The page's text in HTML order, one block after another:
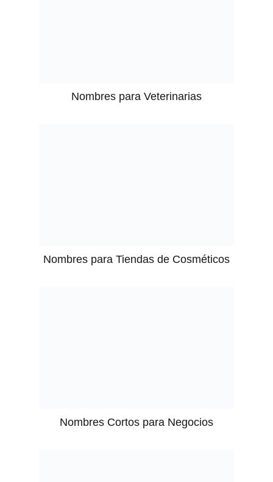
Nombres para Veterinarias
Nombres para Tiendas de Cosméticos
Nombres Cortos para Negocios